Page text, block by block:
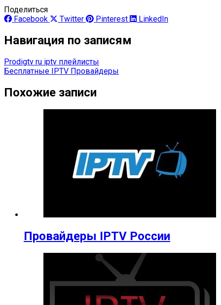
Поделиться
Facebook
Twitter Pinterest LinkedIn
Навигация по записям
Prodigtv ru iptv плейлисты
Бесплатные IPTV Провайдеры
Похожие записи
Провайдеры IPTV России